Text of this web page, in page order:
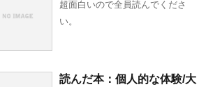
超面白いので全員読んでくださ
い。
読んだ本：個人的な体験/大